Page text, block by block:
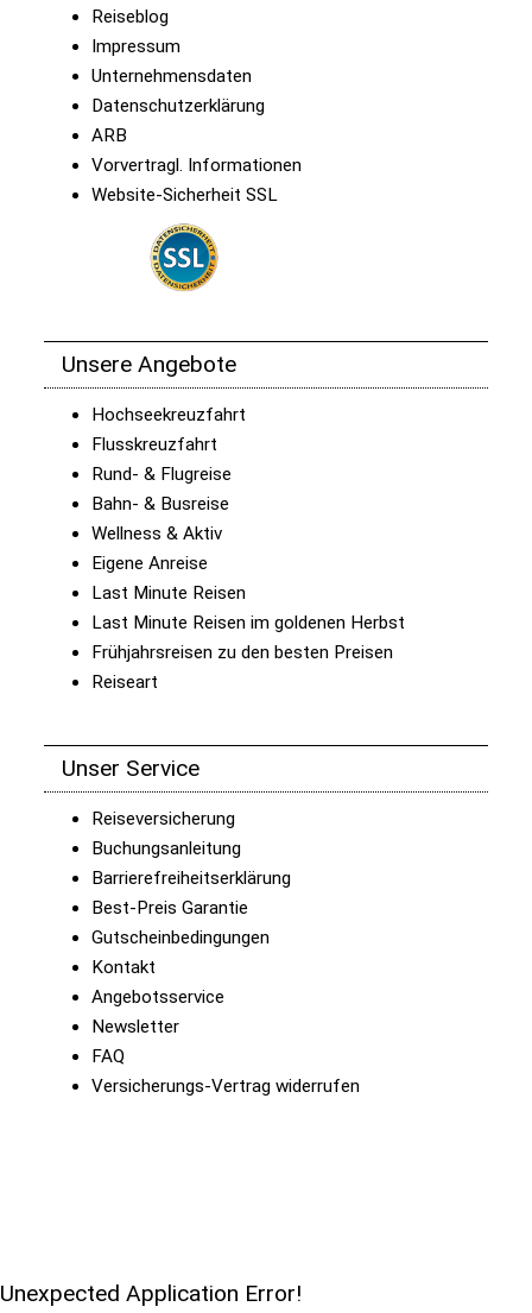
Reiseblog
Impressum
Unternehmensdaten
Datenschutzerklärung
ARB
Vorvertragl. Informationen
Website-Sicherheit SSL
Unsere Angebote
Hochseekreuzfahrt
Flusskreuzfahrt
Rund- & Flugreise
Bahn- & Busreise
Wellness & Aktiv
Eigene Anreise
Last Minute Reisen
Last Minute Reisen im goldenen Herbst
Frühjahrsreisen zu den besten Preisen
Reiseart
Unser Service
Reiseversicherung
Buchungsanleitung
Barrierefreiheitserklärung
Best-Preis Garantie
Gutscheinbedingungen
Kontakt
Angebotsservice
Newsletter
FAQ
Versicherungs-Vertrag widerrufen
Unexpected Application Error!